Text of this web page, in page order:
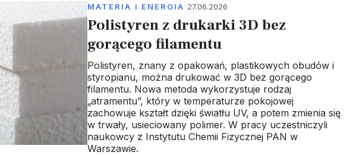
MATERIA I ENERGIA 27.06.2026
Polistyren z drukarki 3D bez
gorącego filamentu
Polistyren, znany z opakowań, plastikowych obudów i
styropianu, można drukować w 3D bez gorącego
filamentu. Nowa metoda wykorzystuje rodzaj
„atramentu”, który w temperaturze pokojowej
zachowuje kształt dzięki światłu UV, a potem zmienia się
w trwały, usieciowany polimer. W pracy uczestniczyli
naukowcy z Instytutu Chemii Fizycznej PAN w
Warszawie.